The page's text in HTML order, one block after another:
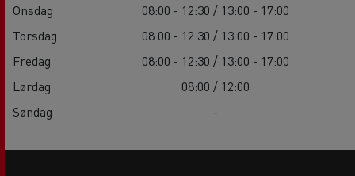
Onsdag
08:00 - 12:30 / 13:00 - 17:00
Torsdag
08:00 - 12:30 / 13:00 - 17:00
Fredag
08:00 - 12:30 / 13:00 - 17:00
Lørdag
08:00 / 12:00
Søndag
-